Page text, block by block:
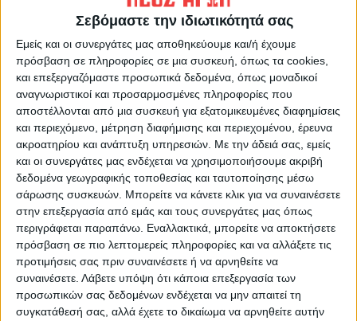
Σεβόμαστε την ιδιωτικότητά σας
Εμείς και οι συνεργάτες μας αποθηκεύουμε και/ή έχουμε
πρόσβαση σε πληροφορίες σε μια συσκευή, όπως τα cookies,
και επεξεργαζόμαστε προσωπικά δεδομένα, όπως μοναδικοί
αναγνωριστικοί και προσαρμοσμένες πληροφορίες που
αποστέλλονται από μια συσκευή για εξατομικευμένες διαφημίσεις
και περιεχόμενο, μέτρηση διαφήμισης και περιεχομένου, έρευνα
ακροατηρίου και ανάπτυξη υπηρεσιών. Με την άδειά σας, εμείς
και οι συνεργάτες μας ενδέχεται να χρησιμοποιήσουμε ακριβή
δεδομένα γεωγραφικής τοποθεσίας και ταυτοποίησης μέσω
σάρωσης συσκευών. Μπορείτε να κάνετε κλικ για να συναινέσετε
στην επεξεργασία από εμάς και τους συνεργάτες μας όπως
περιγράφεται παραπάνω. Εναλλακτικά, μπορείτε να αποκτήσετε
πρόσβαση σε πιο λεπτομερείς πληροφορίες και να αλλάξετε τις
προτιμήσεις σας πριν συναινέσετε ή να αρνηθείτε να
συναινέσετε. Λάβετε υπόψη ότι κάποια επεξεργασία των
προσωπικών σας δεδομένων ενδέχεται να μην απαιτεί τη
συγκατάθεσή σας, αλλά έχετε το δικαίωμα να αρνηθείτε αυτήν
Όλες οι εξελίξεις στην περιοχή της
Καρδίτσας και ευρύτερα της Θεσσαλίας
ΠΡΟΗΓΟΥΜΕΝΟ ΑΡΘΡΟ
Επιχειρηματίες της
Καρδίτσας έκοψαν την
Πρωτοχρονιάτικη πίτα τους
(ΦΩΤΟ)
ΕΠΟΜΕΝΟ ΑΡΘΡΟ
28 οι υποψηφιότητες για το
διαγωνιστικό μέρος του 41ου
Πανελλήνιου Φεστιβάλ
Ερασιτεχνικού Θεάτρου
Καρδίτσας